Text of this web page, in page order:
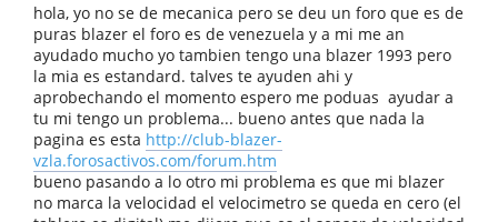
hola, yo no se de mecanica pero se deu un foro que es de
puras blazer el foro es de venezuela y a mi me an
ayudado mucho yo tambien tengo una blazer 1993 pero
la mia es estandard. talves te ayuden ahi y
aprobechando el momento espero me poduas ayudar a
tu mi tengo un problema... bueno antes que nada la
pagina es esta http://club-blazer-
vzla.forosactivos.com/forum.htm
bueno pasando a lo otro mi problema es que mi blazer
no marca la velocidad el velocimetro se queda en cero (el